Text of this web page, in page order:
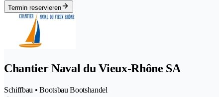
Termin reservieren
Chantier Naval du Vieux-Rhône SA
Schiffbau • Bootsbau Bootshandel